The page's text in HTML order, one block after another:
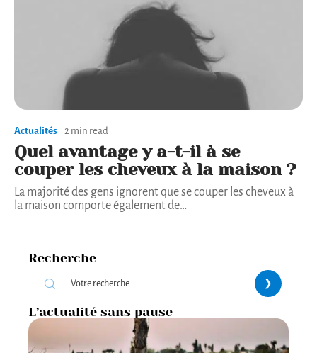
Actualités 2 min read
Quel avantage y a-t-il à se
couper les cheveux à la maison ?
La majorité des gens ignorent que se couper les cheveux à
la maison comporte également de…
Recherche
L’actualité sans pause